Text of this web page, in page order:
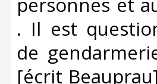
. Il est
de
[écrit